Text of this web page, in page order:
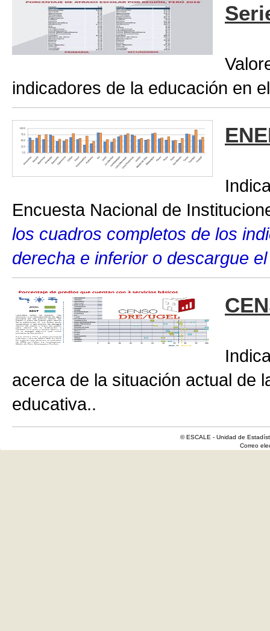
indicadores de la educación en
Encuesta Nacional de
los cuadros completos de los
derecha e inferior o descargue
acerca de la situación actual de
educativa..
© ESCALE - Unidad de
Correo